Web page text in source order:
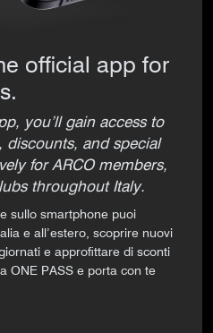
official app for
you’ll gain access to
discounts, and special
for ARCO members,
throughout Italy.
sullo smartphone puoi
e all’estero, scoprire nuovi
e approfittare di sconti
ONE PASS e porta con te